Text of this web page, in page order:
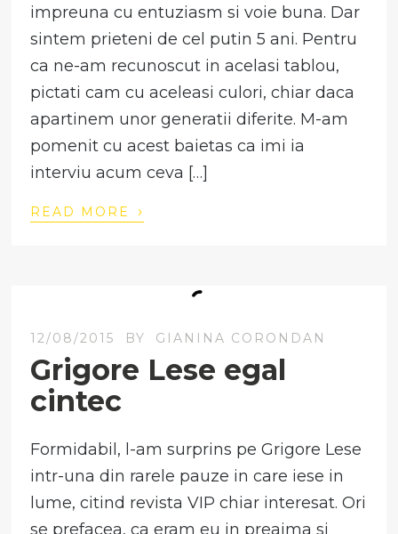
impreuna cu entuziasm si voie buna. Dar
sintem prieteni de cel putin 5 ani. Pentru
ca ne-am recunoscut in acelasi tablou,
pictati cam cu aceleasi culori, chiar daca
apartinem unor generatii diferite. M-am
pomenit cu acest baietas ca imi ia
interviu acum ceva […]
READ MORE ›
12/08/2015 BY GIANINA CORONDAN
Grigore Lese egal
cintec
Formidabil, l-am surprins pe Grigore Lese
intr-una din rarele pauze in care iese in
lume, citind revista VIP chiar interesat. Ori
se prefacea, ca eram eu in preajma si